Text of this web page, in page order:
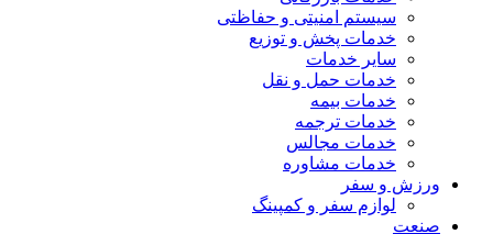
سیستم امنیتی و حفاظتی
خدمات پخش و توزیع
سایر خدمات
خدمات حمل و نقل
خدمات بیمه
خدمات ترجمه
خدمات مجالس
خدمات مشاوره
ورزش و سفر
لوازم سفر و کمپینگ
صنعت